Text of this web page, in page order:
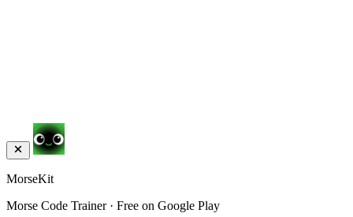
MorseKit
Morse Code Trainer · Free on Google Play